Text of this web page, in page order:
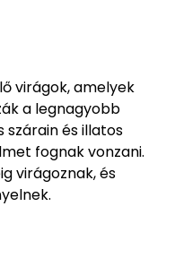
virágok, amelyek
a legnagyobb
és illatos
fognak vonzani.
virágoznak, és